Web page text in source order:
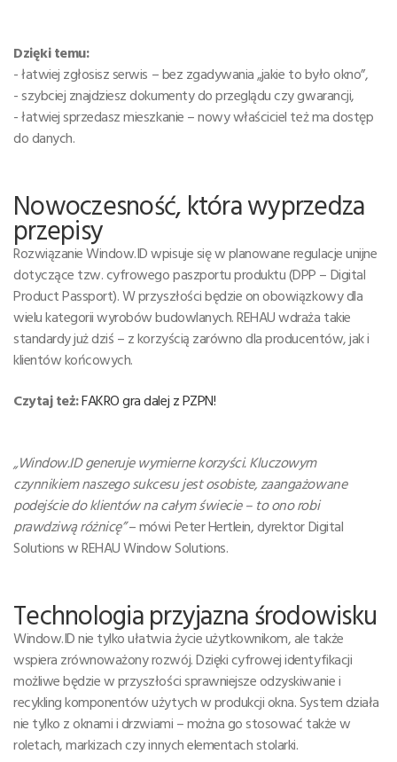
Dzięki temu:
- łatwiej zgłosisz serwis – bez zgadywania „jakie to było okno”,
- szybciej znajdziesz dokumenty do przeglądu czy gwarancji,
- łatwiej sprzedasz mieszkanie – nowy właściciel też ma dostęp
do danych.
Nowoczesność, która wyprzedza
przepisy
Rozwiązanie Window.ID wpisuje się w planowane regulacje unijne
dotyczące tzw. cyfrowego paszportu produktu (DPP – Digital
Product Passport). W przyszłości będzie on obowiązkowy dla
wielu kategorii wyrobów budowlanych. REHAU wdraża takie
standardy już dziś – z korzyścią zarówno dla producentów, jak i
klientów końcowych.
Czytaj też:FAKRO gra dalej z PZPN!
„Window.ID generuje wymierne korzyści. Kluczowym
czynnikiem naszego sukcesu jest osobiste, zaangażowane
podejście do klientów na całym świecie – to ono robi
prawdziwą różnicę”– mówi Peter Hertlein, dyrektor Digital
Solutions w REHAU Window Solutions.
Technologia przyjazna środowisku
Window.ID nie tylko ułatwia życie użytkownikom, ale także
wspiera zrównoważony rozwój. Dzięki cyfrowej identyfikacji
możliwe będzie w przyszłości sprawniejsze odzyskiwanie i
recykling komponentów użytych w produkcji okna. System działa
nie tylko z oknami i drzwiami – można go stosować także w
roletach, markizach czy innych elementach stolarki.